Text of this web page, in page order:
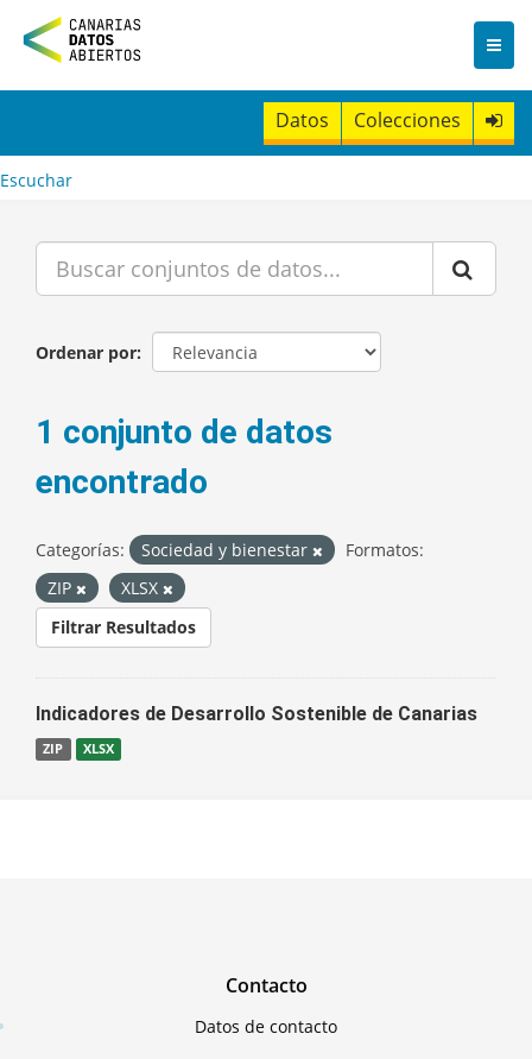
n
t
Datos Colecciones
Escuchar
Ordenar por
1 conjunto de datos
encontrado
Categorías: Sociedad y bienestar
Formatos:
ZIP
XLSX
Filtrar Resultados
Indicadores de Desarrollo Sostenible de Canarias
ZIP XLSX
Contacto
Datos de contacto